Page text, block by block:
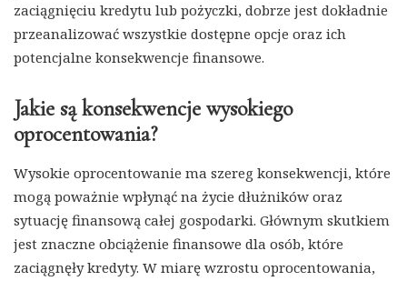
zaciągnięciu kredytu lub pożyczki, dobrze jest dokładnie
przeanalizować wszystkie dostępne opcje oraz ich
potencjalne konsekwencje finansowe.
Jakie są konsekwencje wysokiego
oprocentowania?
Wysokie oprocentowanie ma szereg konsekwencji, które
mogą poważnie wpłynąć na życie dłużników oraz
sytuację finansową całej gospodarki. Głównym skutkiem
jest znaczne obciążenie finansowe dla osób, które
zaciągnęły kredyty. W miarę wzrostu oprocentowania,